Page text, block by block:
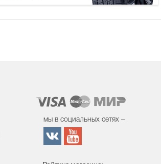
мы в социальных сетях –